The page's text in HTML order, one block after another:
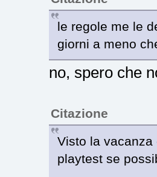
le regole me le
giorni a meno
no, spero che
Citazione
Visto la
playtest se